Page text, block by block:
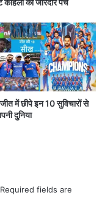
और
Kohli
में छीपे इन 10 सुविचारों से
दुनिया
Required fields are